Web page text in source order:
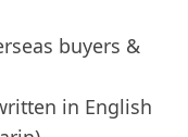
buyers &
in English